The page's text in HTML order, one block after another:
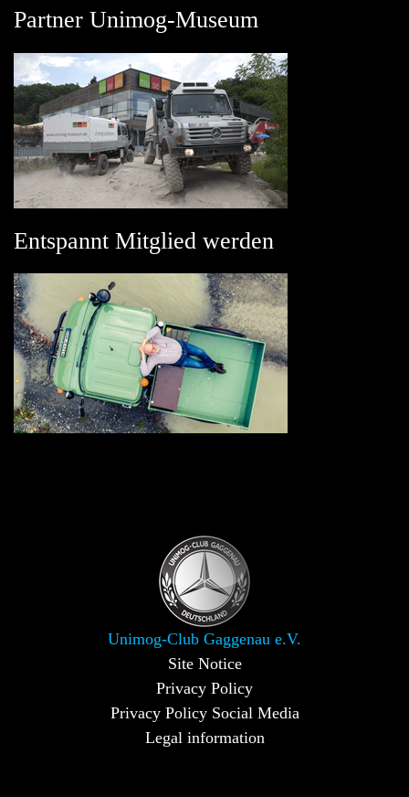
Partner Unimog-Museum
Entspannt Mitglied werden
Unimog-Club Gaggenau e.V.
Site Notice
Privacy Policy
Privacy Policy Social Media
Legal information